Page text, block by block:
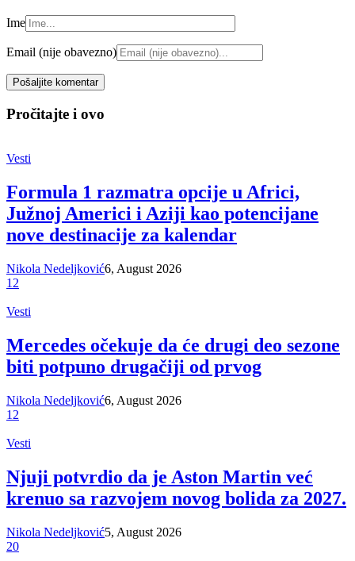
Ime
Email (nije obavezno)
Pročitajte i ovo
Vesti
Formula 1 razmatra opcije u Africi,
Južnoj Americi i Aziji kao potencijane
nove destinacije za kalendar
Nikola Nedeljković6, August 2026
12
Vesti
Mercedes očekuje da će drugi deo sezone
biti potpuno drugačiji od prvog
Nikola Nedeljković6, August 2026
12
Vesti
Njuji potvrdio da je Aston Martin već
krenuo sa razvojem novog bolida za 2027.
Nikola Nedeljković5, August 2026
20